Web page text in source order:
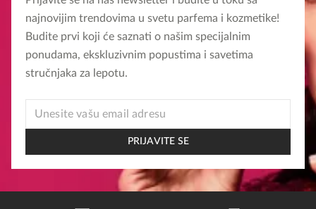
najnovijim trendovima u svetu parfema i kozmetike!
Budite prvi koji će saznati o našim specijalnim
ponudama, ekskluzivnim popustima i savetima
stručnjaka za lepotu.
EMAIL
PRIJAVITE SE